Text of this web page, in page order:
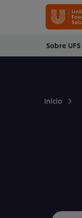
Sobre UFS
Inicio